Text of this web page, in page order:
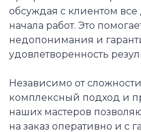
обсуждая с клиентом все
начала работ. Это
недопонимания и
удовлетворенность
Независимо от
комплексный подход и
наших мастеров
на заказ оперативно и с